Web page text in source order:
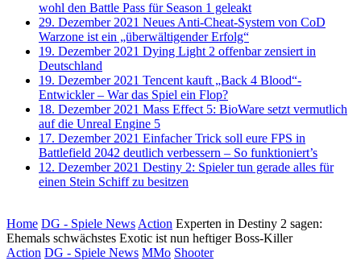
wohl den Battle Pass für Season 1 geleakt
29. Dezember 2021 Neues Anti-Cheat-System von CoD
Warzone ist ein „überwältigender Erfolg“
19. Dezember 2021 Dying Light 2 offenbar zensiert in
Deutschland
19. Dezember 2021 Tencent kauft „Back 4 Blood“-
Entwickler – War das Spiel ein Flop?
18. Dezember 2021 Mass Effect 5: BioWare setzt vermutlich
auf die Unreal Engine 5
17. Dezember 2021 Einfacher Trick soll eure FPS in
Battlefield 2042 deutlich verbessern – So funktioniert’s
12. Dezember 2021 Destiny 2: Spieler tun gerade alles für
einen Stein Schiff zu besitzen
Home DG - Spiele NewsAction Experten in Destiny 2 sagen:
Ehemals schwächstes Exotic ist nun heftiger Boss-Killer
Action DG - Spiele News MMo Shooter